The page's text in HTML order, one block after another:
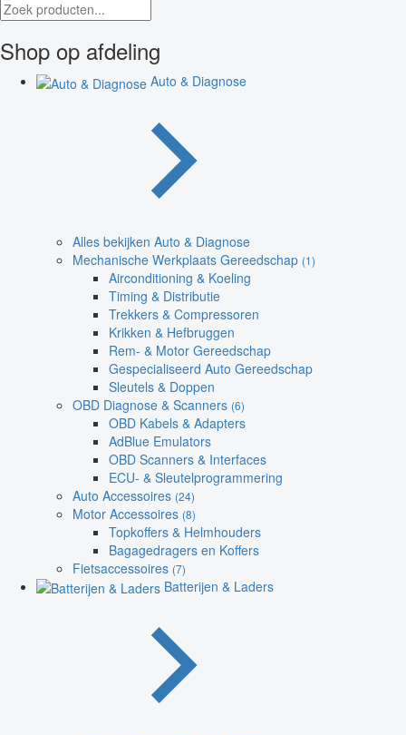
Shop op afdeling
Auto & Diagnose
Alles bekijken Auto & Diagnose
Mechanische Werkplaats Gereedschap (1)
Airconditioning & Koeling
Timing & Distributie
Trekkers & Compressoren
Krikken & Hefbruggen
Rem- & Motor Gereedschap
Gespecialiseerd Auto Gereedschap
Sleutels & Doppen
OBD Diagnose & Scanners (6)
OBD Kabels & Adapters
AdBlue Emulators
OBD Scanners & Interfaces
ECU- & Sleutelprogrammering
Auto Accessoires (24)
Motor Accessoires (8)
Topkoffers & Helmhouders
Bagagedragers en Koffers
Fietsaccessoires (7)
Batterijen & Laders